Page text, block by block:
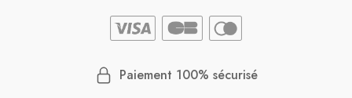
Paiement 100% sécurisé